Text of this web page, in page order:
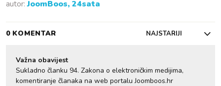
autor:JoomBoos, 24sata
0 KOMENTAR NAJSTARIJI
Važna obavijest
Sukladno članku 94. Zakona o elektroničkim medijima,
komentiranje članaka na web portalu Joomboos.hr